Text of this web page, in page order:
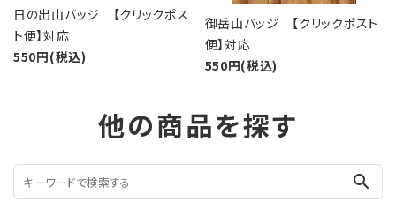
日の出山バッジ 【クリックポス
ト便】対応
550円(税込)
御岳山バッジ 【クリックポスト
便】対応
550円(税込)
他の商品を探す
search